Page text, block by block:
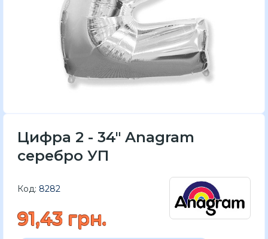
Цифра 2 - 34" Anagram
серебро УП
Код: 8282
91,43 грн.